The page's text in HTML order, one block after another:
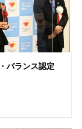
バランス認定